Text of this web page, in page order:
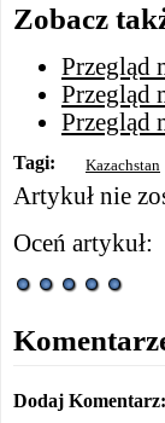
Zobacz
Przegląd
Przegląd
Przegląd
Tagi: Kazachstan
Artykuł nie
Oceń artykuł:
Dodaj Komentarz: